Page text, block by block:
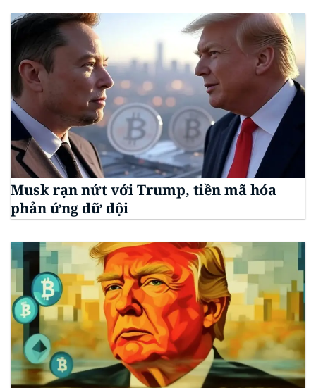
Musk rạn nứt với Trump, tiền mã hóa
phản ứng dữ dội